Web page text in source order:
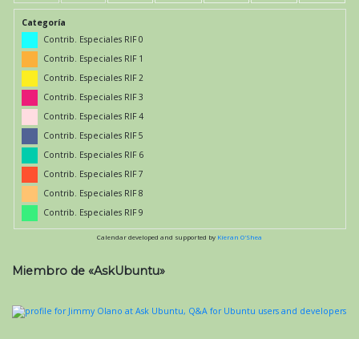
Categoría
Contrib. Especiales RIF 0
Contrib. Especiales RIF 1
Contrib. Especiales RIF 2
Contrib. Especiales RIF 3
Contrib. Especiales RIF 4
Contrib. Especiales RIF 5
Contrib. Especiales RIF 6
Contrib. Especiales RIF 7
Contrib. Especiales RIF 8
Contrib. Especiales RIF 9
Calendar developed and supported by Kieran O'Shea
Miembro de «AskUbuntu»